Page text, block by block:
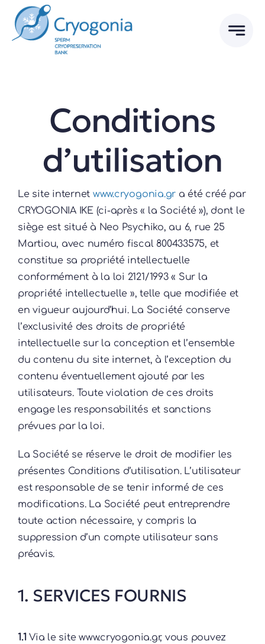
Skip
content
Conditions
d’utilisation
Le site internet www.cryogonia.gr a été créé par
CRYOGONIA IKE (ci-après « la Société »), dont le
siège est situé à Neo Psychiko, au 6, rue 25
Martiou, avec numéro fiscal 800433575, et
constitue sa propriété intellectuelle
conformément à la loi 2121/1993 « Sur la
propriété intellectuelle », telle que modifiée et
en vigueur aujourd’hui. La Société conserve
l’exclusivité des droits de propriété
intellectuelle sur la conception et l’ensemble
du contenu du site internet, à l’exception du
contenu éventuellement ajouté par les
utilisateurs. Toute violation de ces droits
engage les responsabilités et sanctions
prévues par la loi.
La Société se réserve le droit de modifier les
présentes Conditions d’utilisation. L’utilisateur
est responsable de se tenir informé de ces
modifications. La Société peut entreprendre
toute action nécessaire, y compris la
suppression d’un compte utilisateur sans
préavis.
1. SERVICES FOURNIS
1.1 Via le site www.cryogonia.gr, vous pouvez